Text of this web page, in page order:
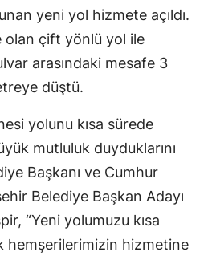
yeni yol hizmete açıldı.
olan çift yönlü yol ile
arasındaki mesafe 3
düştü.
yolunu kısa sürede
mutluluk duyduklarını
Başkanı ve Cumhur
Belediye Başkan Adayı
“Yeni yolumuzu kısa
hemşerilerimizin hizmetine